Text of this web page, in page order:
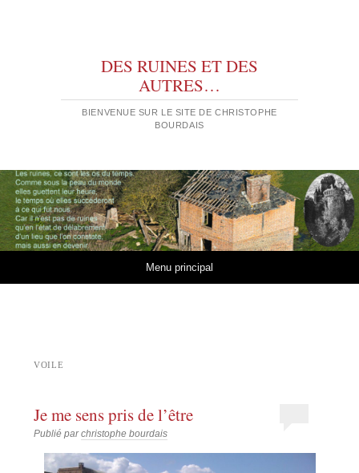
DES RUINES ET DES
AUTRES…
BIENVENUE SUR LE SITE DE CHRISTOPHE
BOURDAIS
Menu principal
VOILE
Je me sens pris de l’être
Publié parchristophe bourdais